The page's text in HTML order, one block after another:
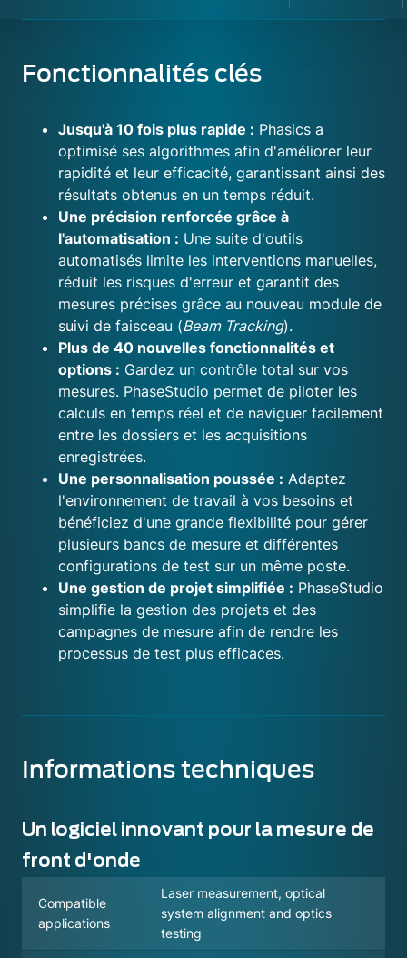
Fonctionnalités clés
Jusqu'à 10 fois plus rapide : Phasics a
optimisé ses algorithmes afin d'améliorer leur
rapidité et leur efficacité, garantissant ainsi des
résultats obtenus en un temps réduit.
Une précision renforcée grâce à
l'automatisation : Une suite d'outils
automatisés limite les interventions manuelles,
réduit les risques d'erreur et garantit des
mesures précises grâce au nouveau module de
suivi de faisceau (Beam Tracking).
Plus de 40 nouvelles fonctionnalités et
options : Gardez un contrôle total sur vos
mesures. PhaseStudio permet de piloter les
calculs en temps réel et de naviguer facilement
entre les dossiers et les acquisitions
enregistrées.
Une personnalisation poussée : Adaptez
l'environnement de travail à vos besoins et
bénéficiez d'une grande flexibilité pour gérer
plusieurs bancs de mesure et différentes
configurations de test sur un même poste.
Une gestion de projet simplifiée : PhaseStudio
simplifie la gestion des projets et des
campagnes de mesure afin de rendre les
processus de test plus efficaces.
Informations techniques
Un logiciel innovant pour la mesure de
front d'onde
Compatible
applications
Laser measurement, optical
system alignment and optics
testing